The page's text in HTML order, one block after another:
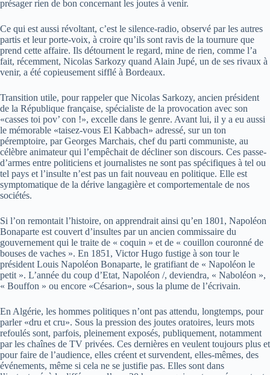
présager rien de bon concernant les joutes à venir.
Ce qui est aussi révoltant, c’est le silence-radio, observé par les autres
partis et leur porte-voix, à croire qu’ils sont ravis de la tournure que
prend cette affaire. Ils détournent le regard, mine de rien, comme l’a
fait, récemment, Nicolas Sarkozy quand Alain Jupé, un de ses rivaux à
venir, a été copieusement sifflé à Bordeaux.
Transition utile, pour rappeler que Nicolas Sarkozy, ancien président
de la République française, spécialiste de la provocation avec son
«casses toi pov’ con !», excelle dans le genre. Avant lui, il y a eu aussi
le mémorable «taisez-vous El Kabbach» adressé, sur un ton
péremptoire, par Georges Marchais, chef du parti communiste, au
célèbre animateur qui l’empêchait de décliner son discours. Ces passe-
d’armes entre politiciens et journalistes ne sont pas spécifiques à tel ou
tel pays et l’insulte n’est pas un fait nouveau en politique. Elle est
symptomatique de la dérive langagière et comportementale de nos
sociétés.
Si l’on remontait l’histoire, on apprendrait ainsi qu’en 1801, Napoléon
Bonaparte est couvert d’insultes par un ancien commissaire du
gouvernement qui le traite de « coquin » et de « couillon couronné de
bouses de vaches ». En 1851, Victor Hugo fustige à son tour le
président Louis Napoléon Bonaparte, le gratifiant de « Napoléon le
petit ». L’année du coup d’Etat, Napoléon /, deviendra, « Naboléon »,
« Bouffon » ou encore «Césarion», sous la plume de l’écrivain.
En Algérie, les hommes politiques n’ont pas attendu, longtemps, pour
parler «dru et cru». Sous la pression des joutes oratoires, leurs mots
refoulés sont, parfois, pleinement exposés, publiquement, notamment
par les chaînes de TV privées. Ces dernières en veulent toujours plus et
pour faire de l’audience, elles créent et survendent, elles-mêmes, des
événements, même si cela ne se justifie pas. Elles sont dans